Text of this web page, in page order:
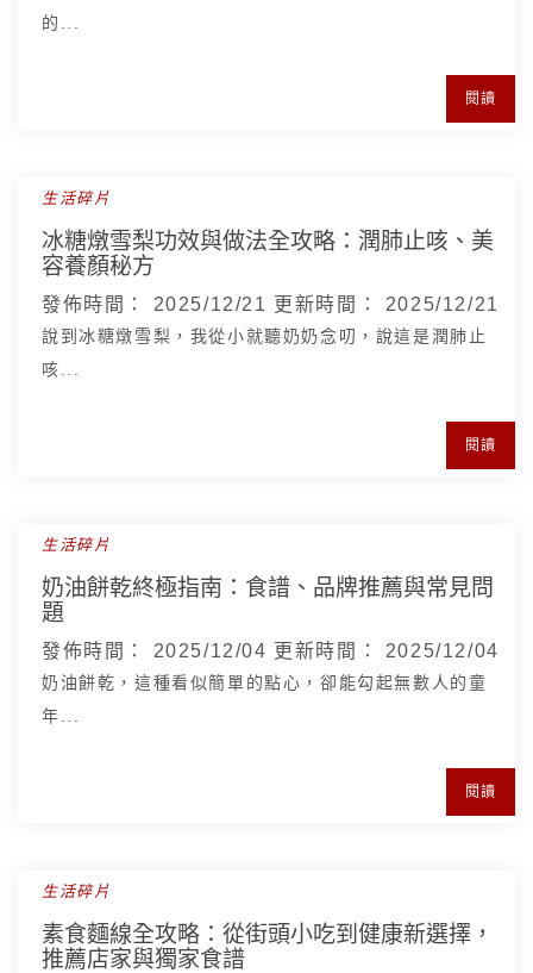
的...
閱讀
生活碎片
冰糖燉雪梨功效與做法全攻略：潤肺止咳、美
容養顏秘方
發佈時間： 2025/12/21 更新時間： 2025/12/21
說到冰糖燉雪梨，我從小就聽奶奶念叨，說這是潤肺止
咳...
閱讀
生活碎片
奶油餅乾終極指南：食譜、品牌推薦與常見問
題
發佈時間： 2025/12/04 更新時間： 2025/12/04
奶油餅乾，這種看似簡單的點心，卻能勾起無數人的童
年...
閱讀
生活碎片
素食麵線全攻略：從街頭小吃到健康新選擇，
推薦店家與獨家食譜